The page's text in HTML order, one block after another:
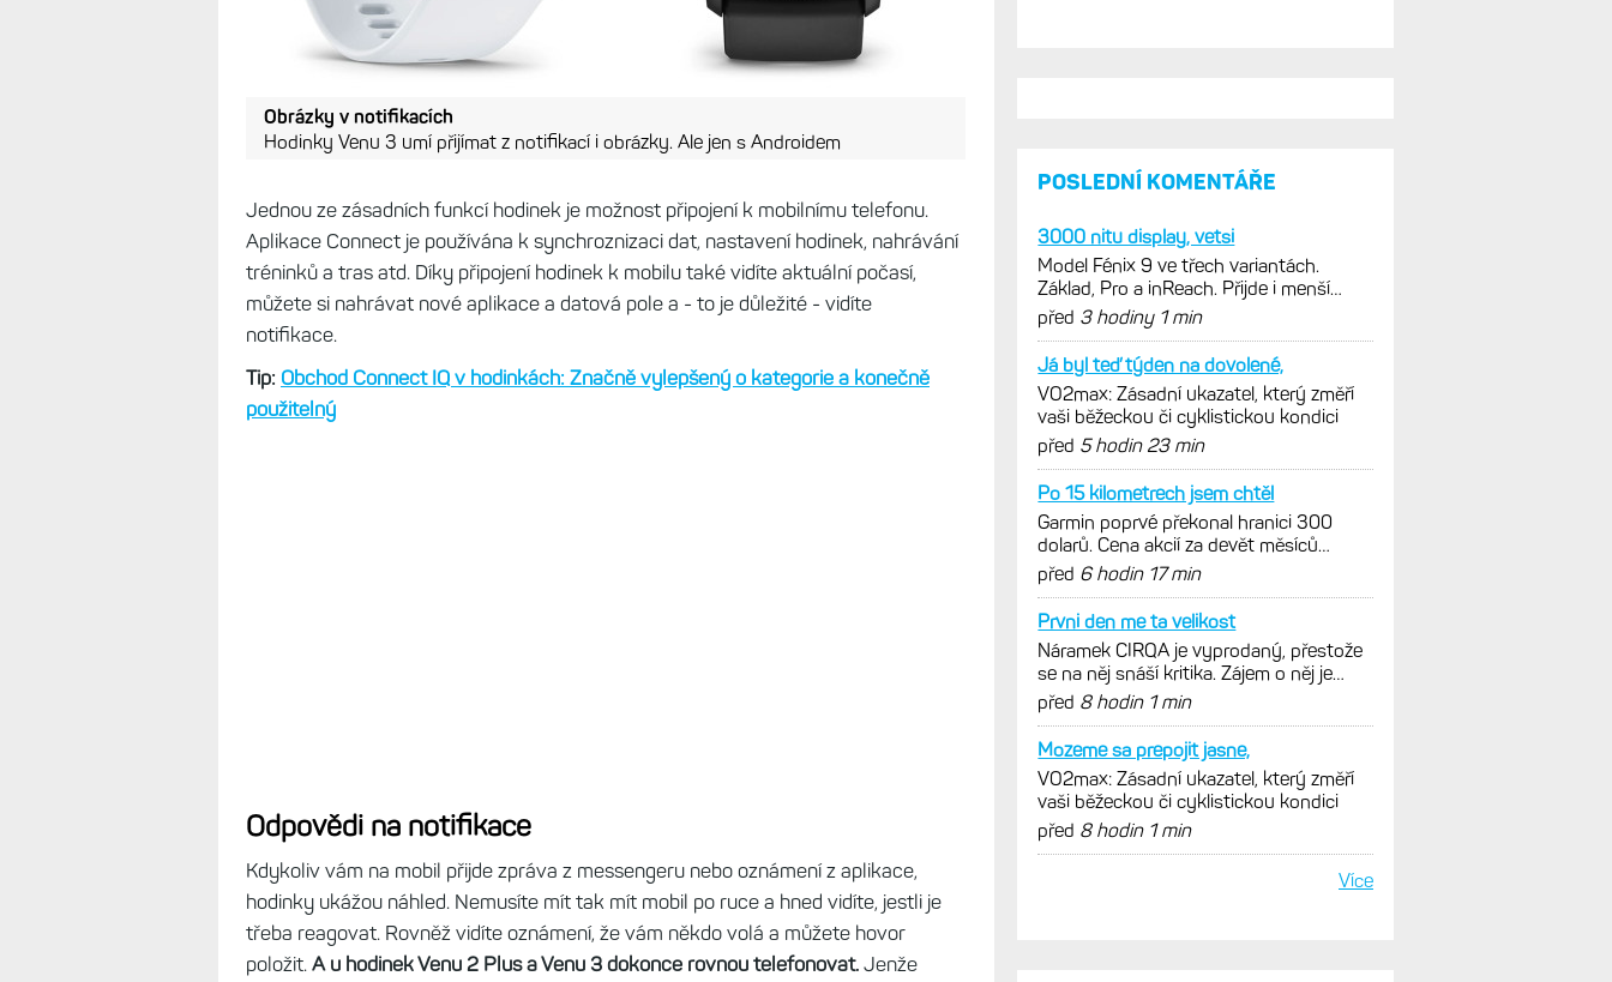
Obrázky v notifikacích
Hodinky Venu 3 umí přijímat z notifikací i obrázky. Ale jen s Androidem
Jednou ze zásadních funkcí hodinek je možnost připojení k mobilnímu telefonu.
Aplikace Connect je používána k synchroznizaci dat, nastavení hodinek, nahrávání
tréninků a tras atd. Díky připojení hodinek k mobilu také vidíte aktuální počasí,
můžete si nahrávat nové aplikace a datová pole a - to je důležité - vidíte
notifikace.
Tip: Obchod Connect IQ v hodinkách: Značně vylepšený o kategorie a konečně
použitelný
Odpovědi na notifikace
Kdykoliv vám na mobil přijde zpráva z messengeru nebo oznámení z aplikace,
hodinky ukážou náhled. Nemusíte mít tak mít mobil po ruce a hned vidíte, jestli je
třeba reagovat. Rovněž vidíte oznámení, že vám někdo volá a můžete hovor
položit. A u hodinek Venu 2 Plus a Venu 3 dokonce rovnou telefonovat. Jenže
POSLEDNÍ KOMENTÁŘE
3000 nitu display, vetsi
Model Fénix 9 ve třech variantách.
Základ, Pro a inReach. Přijde i menší
verze 43 mm a také solární...
před 3 hodiny 1 min
Já byl teď týden na dovolené,
VO2max: Zásadní ukazatel, který změří
vaši běžeckou či cyklistickou kondici
před 5 hodin 23 min
Po 15 kilometrech jsem chtěl
Garmin poprvé překonal hranici 300
dolarů. Cena akcií za devět měsíců
výrazně vzrostla
před 6 hodin 17 min
Prvni den me ta velikost
Náramek CIRQA je vyprodaný, přestože
se na něj snáší kritika. Zájem o něj je
obrovský
před 8 hodin 1 min
Mozeme sa prepojit jasne,
VO2max: Zásadní ukazatel, který změří
vaši běžeckou či cyklistickou kondici
před 8 hodin 1 min
Více